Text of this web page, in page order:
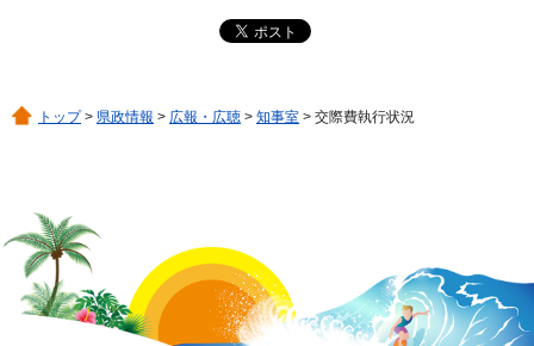
トップ> 県政情報 > 広報・広聴 > 知事室 > 交際費執行状況